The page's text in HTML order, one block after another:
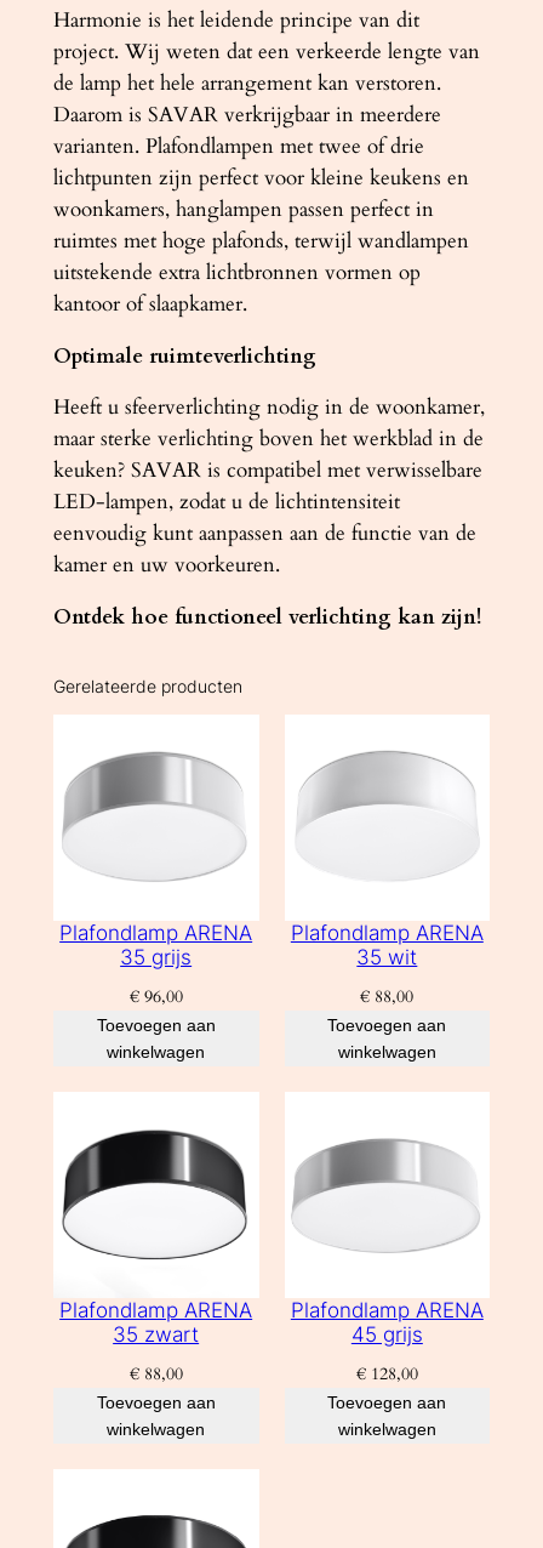
Harmonie is het leidende principe van dit
project. Wij weten dat een verkeerde lengte van
de lamp het hele arrangement kan verstoren.
Daarom is SAVAR verkrijgbaar in meerdere
varianten. Plafondlampen met twee of drie
lichtpunten zijn perfect voor kleine keukens en
woonkamers, hanglampen passen perfect in
ruimtes met hoge plafonds, terwijl wandlampen
uitstekende extra lichtbronnen vormen op
kantoor of slaapkamer.
Optimale ruimteverlichting
Heeft u sfeerverlichting nodig in de woonkamer,
maar sterke verlichting boven het werkblad in de
keuken? SAVAR is compatibel met verwisselbare
LED-lampen, zodat u de lichtintensiteit
eenvoudig kunt aanpassen aan de functie van de
kamer en uw voorkeuren.
Ontdek hoe functioneel verlichting kan zijn!
Gerelateerde producten
Plafondlamp ARENA
35 grijs
€96,00
Toevoegen aan
winkelwagen
Plafondlamp ARENA
35 wit
€ 88,00
Toevoegen aan
winkelwagen
Plafondlamp ARENA
35 zwart
€88,00
Toevoegen aan
winkelwagen
Plafondlamp ARENA
45 grijs
€128,00
Toevoegen aan
winkelwagen